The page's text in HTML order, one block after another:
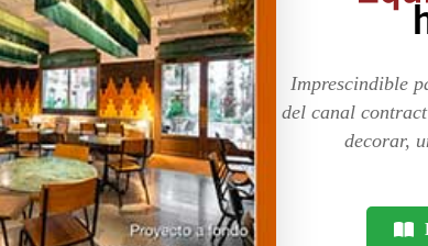
Imprescindible
del canal
decorar,